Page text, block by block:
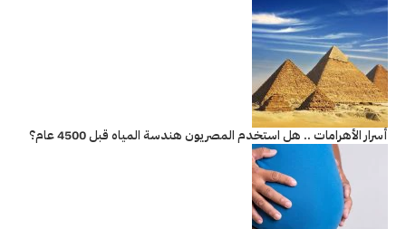
أسرار الأهرامات .. هل استخدم المصريون هندسة المياه قبل 4500 عام؟